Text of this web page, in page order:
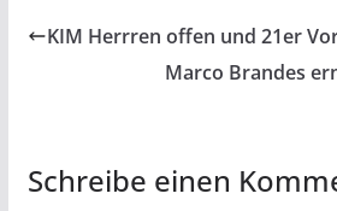
KIM Herrren offen und 21er
Marco Brandes
Schreibe einen